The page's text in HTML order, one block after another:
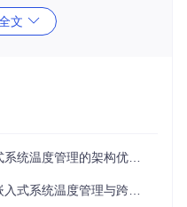
现，它就像给系统装上
时间做出反应。
先要解决"权限"问题。
成为可能——它将硬件寄
文
温度管理的架构优化实践
度管理与跨平台风扇控制实现